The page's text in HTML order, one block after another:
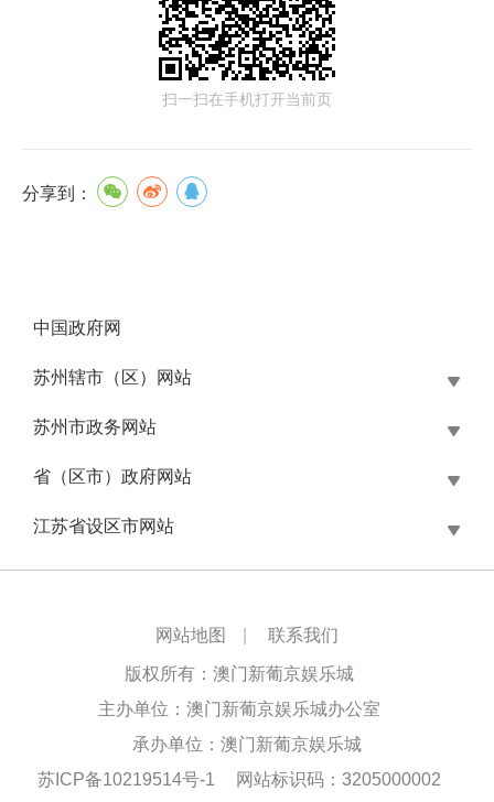
扫一扫在手机打开当前页
分享到：
中国政府网
苏州辖市（区）网站
苏州市政务网站
省（区市）政府网站
江苏省设区市网站
网站地图 联系我们
版权所有：澳门新葡京娱乐城
主办单位：澳门新葡京娱乐城办公室
承办单位：澳门新葡京娱乐城
苏ICP备10219514号-1
网站标识码：3205000002